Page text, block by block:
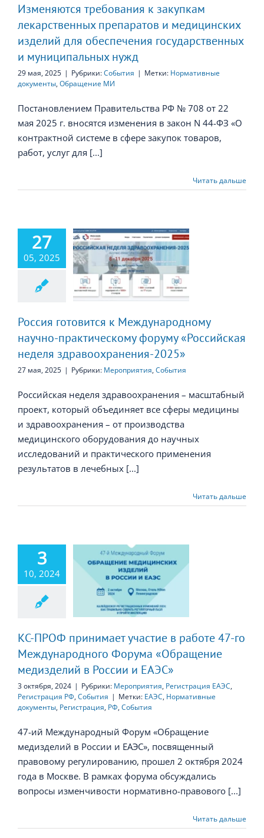
и
нужд
Изменяются требования к закупкам
лекарственных препаратов и медицинских
изделий для обеспечения государственных
и муниципальных нужд
29 мая, 2025 | Рубрики:События | Метки: Нормативные
документы,Обращение МИ
Постановлением Правительства РФ № 708 от 22
мая 2025 г. вносятся изменения в закон N 44-ФЗ «О
контрактной системе в сфере закупок товаров,
работ, услуг для [...]
Читать дальше
27
05, 2025
готовится к
2025»
Россия готовится к Международному
научно-практическому форуму «Российская
неделя здравоохранения-2025»
27 мая, 2025 | Рубрики: Мероприятия,События
Российская неделя здравоохранения – масштабный
проект, который объединяет все сферы медицины
и здравоохранения – от производства
медицинского оборудования до научных
исследований и практического применения
результатов в лечебных [...]
Читать дальше
3
10, 2024
принимает
в работе 47-
«Обращение
КС-ПРОФ принимает участие в работе 47-го
Международного Форума «Обращение
медизделий в России и ЕАЭС»
3 октября, 2024 | Рубрики: Мероприятия, Регистрация ЕАЭС,
Регистрация РФ,События | Метки: ЕАЭС, Нормативные
документы, Регистрация, РФ,События
47-ий Международный Форум «Обращение
медизделий в России и ЕАЭС», посвященный
правовому регулированию, прошел 2 октября 2024
года в Москве. В рамках форума обсуждались
вопросы изменчивости нормативно-правового [...]
Читать дальше